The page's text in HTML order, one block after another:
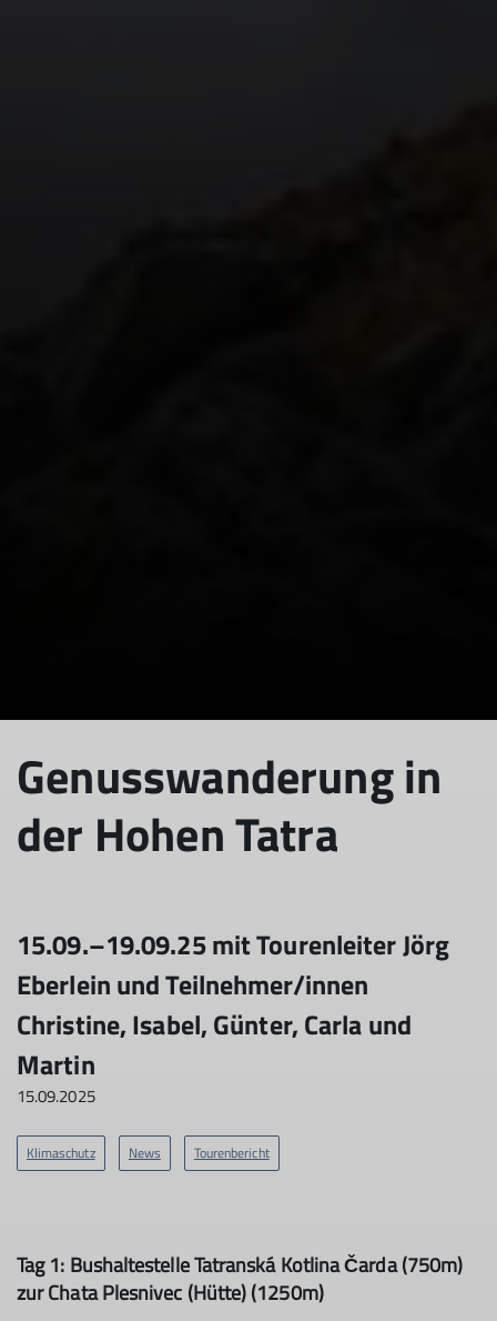
Genusswanderung in
der Hohen Tatra
15.09.–19.09.25 mit Tourenleiter Jörg
Eberlein und Teilnehmer/innen
Christine, Isabel, Günter, Carla und
Martin
15.09.2025
Klimaschutz News Tourenbericht
Tag 1: Bushaltestelle Tatranská Kotlina Čarda (750m)
zur Chata Plesnivec (Hütte) (1250m)